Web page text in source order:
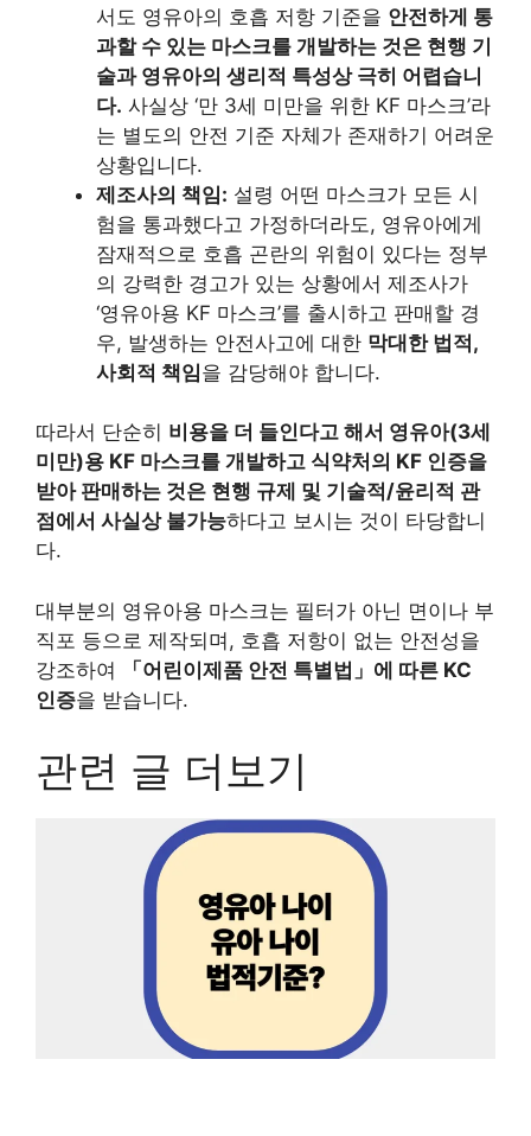
서도 영유아의 호흡 저항 기준을 안전하게 통
과할 수 있는 마스크를 개발하는 것은 현행 기
술과 영유아의 생리적 특성상 극히 어렵습니
다. 사실상 ‘만 3세 미만을 위한 KF 마스크’라
는 별도의 안전 기준 자체가 존재하기 어려운
상황입니다.
제조사의 책임: 설령 어떤 마스크가 모든 시
험을 통과했다고 가정하더라도, 영유아에게
잠재적으로 호흡 곤란의 위험이 있다는 정부
의 강력한 경고가 있는 상황에서 제조사가
‘영유아용 KF 마스크’를 출시하고 판매할 경
우, 발생하는 안전사고에 대한 막대한 법적,
사회적 책임을 감당해야 합니다.
따라서 단순히 비용을 더 들인다고 해서 영유아(3세
미만)용 KF 마스크를 개발하고 식약처의 KF 인증을
받아 판매하는 것은 현행 규제 및 기술적/윤리적 관
점에서 사실상 불가능하다고 보시는 것이 타당합니
다.
대부분의 영유아용 마스크는 필터가 아닌 면이나 부
직포 등으로 제작되며, 호흡 저항이 없는 안전성을
강조하여
「어린이제품 안전 특별법」에 따른 KC
인증을 받습니다.
관련 글 더보기